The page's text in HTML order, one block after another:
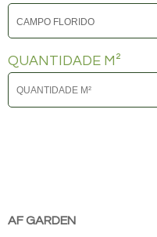
QUANTIDADE M²
AF GARDEN